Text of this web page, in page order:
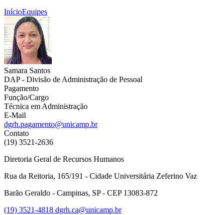
InícioEquipes
Samara Santos
DAP - Divisão de Administração de Pessoal
Pagamento
Função/Cargo
Técnica em Administração
E-Mail
dgrh.pagamento@unicamp.br
Contato
(19) 3521-2636
Diretoria Geral de Recursos Humanos
Rua da Reitoria, 165/191 - Cidade Universitária Zeferino Vaz
Barão Geraldo - Campinas, SP - CEP 13083-872
(19) 3521-4818 dgrh.ca@unicamp.br